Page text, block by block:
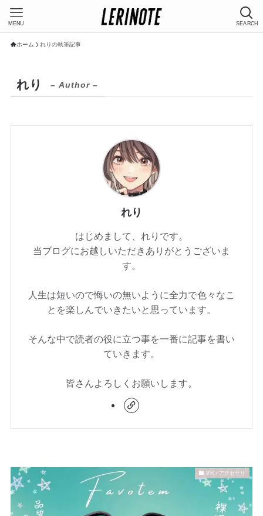
SEARCH
MENU
ホーム れりの執筆記事
れり – Author –
れり
はじめまして、れりです。
当ブログにお越しいただきありがとうございま
す。
人生は短いので悔いの無いように全力で色々なこ
とを楽しんでいきたいと思っています。
そんな中で読者の役に立つ事を一番に記事を書い
ていきます。
皆さんよろしくお願いします。
VR・アクセサリ